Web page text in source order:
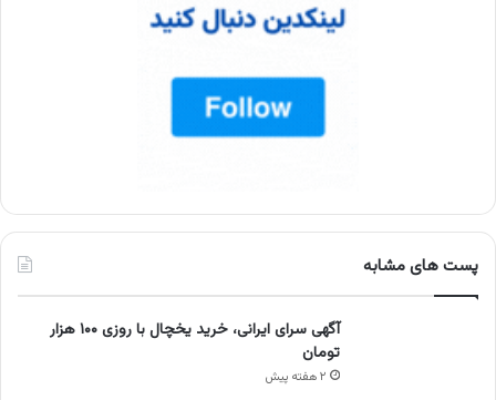
پست های مشابه
آگهی سرای ایرانی، خرید یخچال با روزی ۱۰۰ هزار
تومان
۲ هفته پیش